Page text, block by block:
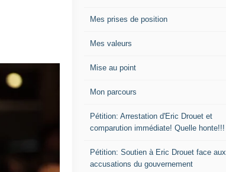
Mes prises de position
Mes valeurs
Mise au point
Mon parcours
Pétition: Arrestation d'Eric Drouet et
comparution immédiate! Quelle honte!!!
Pétition: Soutien à Eric Drouet face aux
accusations du gouvernement